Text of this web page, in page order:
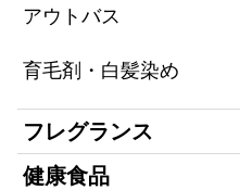
アウトバス
育毛剤・白髪染め
フレグランス
健康食品